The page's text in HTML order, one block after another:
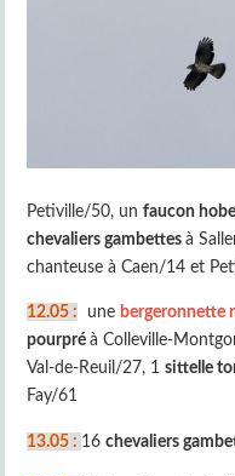
Petiville/50, unfaucon
chevaliers gambettesà
chanteuse à Caen/14 et
12.05 : une bergeronnette
pourpréà Colleville-
Val-de-Reuil/27, 1sittelle
Fay/61
13.05 : 16chevaliers